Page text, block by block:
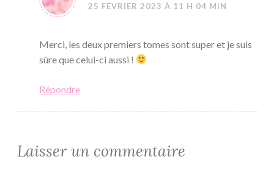
25 FÉVRIER 2023 À 11 H 04 MIN
Merci, les deux premiers tomes sont super et je suis
sûre que celui-ci aussi !
Répondre
Laisser un commentaire